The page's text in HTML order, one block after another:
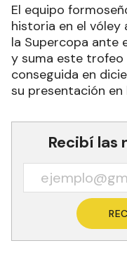
El equipo
historia en el
la Supercopa ante
y suma este trofeo
conseguida en
su presentación
Recibí las